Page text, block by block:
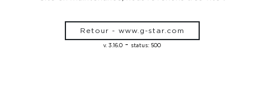
Retour - www.g-star.com
v. 3.16.0 - status: 500